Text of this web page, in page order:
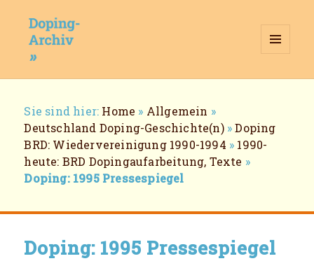
WIDGETS
Breadcrumb-
Navigation
Sie sind hier: Home » Allgemein »
Deutschland Doping-Geschichte(n)»Doping
BRD: Wiedervereinigung 1990-1994 » 1990-
heute: BRD Dopingaufarbeitung, Texte »
Doping: 1995 Pressespiegel
Doping: 1995 Pressespiegel